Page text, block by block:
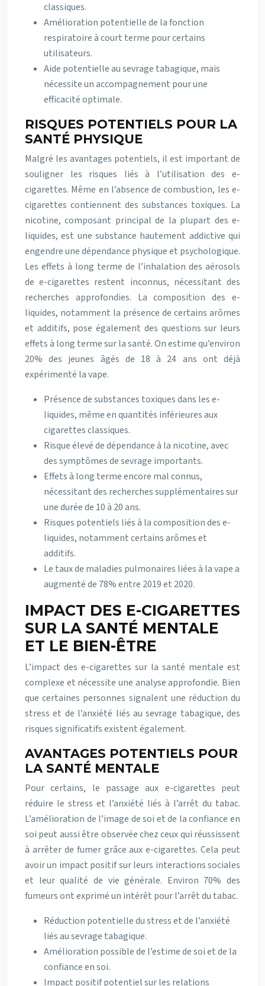
classiques.
Amélioration potentielle de la fonction
respiratoire à court terme pour certains
utilisateurs.
Aide potentielle au sevrage tabagique, mais
nécessite un accompagnement pour une
efficacité optimale.
RISQUES POTENTIELS POUR LA
SANTÉ PHYSIQUE
Malgré les avantages potentiels, il est important de
souligner les risques liés à l’utilisation des e-
cigarettes. Même en l’absence de combustion, les e-
cigarettes contiennent des substances toxiques. La
nicotine, composant principal de la plupart des e-
liquides, est une substance hautement addictive qui
engendre une dépendance physique et psychologique.
Les effets à long terme de l’inhalation des aérosols
de e-cigarettes restent inconnus, nécessitant des
recherches approfondies. La composition des e-
liquides, notamment la présence de certains arômes
et additifs, pose également des questions sur leurs
effets à long terme sur la santé. On estime qu’environ
20% des jeunes âgés de 18 à 24 ans ont déjà
expérimenté la vape.
Présence de substances toxiques dans les e-
liquides, même en quantités inférieures aux
cigarettes classiques.
Risque élevé de dépendance à la nicotine, avec
des symptômes de sevrage importants.
Effets à long terme encore mal connus,
nécessitant des recherches supplémentaires sur
une durée de 10 à 20 ans.
Risques potentiels liés à la composition des e-
liquides, notamment certains arômes et
additifs.
Le taux de maladies pulmonaires liées à la vape a
augmenté de 78% entre 2019 et 2020.
IMPACT DES E-CIGARETTES
SUR LA SANTÉ MENTALE
ET LE BIEN-ÊTRE
L’impact des e-cigarettes sur la santé mentale est
complexe et nécessite une analyse approfondie. Bien
que certaines personnes signalent une réduction du
stress et de l’anxiété liés au sevrage tabagique, des
risques significatifs existent également.
AVANTAGES POTENTIELS POUR
LA SANTÉ MENTALE
Pour certains, le passage aux e-cigarettes peut
réduire le stress et l’anxiété liés à l’arrêt du tabac.
L’amélioration de l’image de soi et de la confiance en
soi peut aussi être observée chez ceux qui réussissent
à arrêter de fumer grâce aux e-cigarettes. Cela peut
avoir un impact positif sur leurs interactions sociales
et leur qualité de vie générale. Environ 70% des
fumeurs ont exprimé un intérêt pour l’arrêt du tabac.
Réduction potentielle du stress et de l’anxiété
liés au sevrage tabagique.
Amélioration possible de l’estime de soi et de la
confiance en soi.
Impact positif potentiel sur les relations